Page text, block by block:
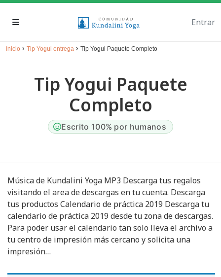
Entrar
Inicio › Tip Yogui entrega › Tip Yogui Paquete Completo
Tip Yogui Paquete
Completo
Escrito 100% por humanos
Música de Kundalini Yoga MP3 Descarga tus regalos
visitando el area de descargas en tu cuenta. Descarga
tus productos Calendario de práctica 2019 Descarga tu
calendario de práctica 2019 desde tu zona de descargas.
Para poder usar el calendario tan solo lleva el archivo a
tu centro de impresión más cercano y solicita una
impresión…